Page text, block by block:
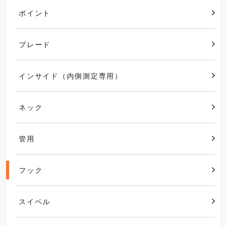
ポイント
ブレード
インサイド（内側測定専用）
ネック
管用
フック
スイベル